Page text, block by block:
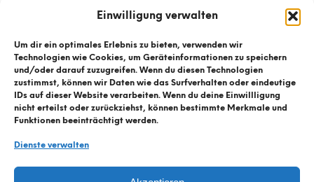
Einwilligung verwalten
Um dir ein optimales Erlebnis zu bieten, verwenden wir
Technologien wie Cookies, um Geräteinformationen zu speichern
und/oder darauf zuzugreifen. Wenn du diesen Technologien
zustimmst, können wir Daten wie das Surfverhalten oder eindeutige
IDs auf dieser Website verarbeiten. Wenn du deine Einwillligung
nicht erteilst oder zurückziehst, können bestimmte Merkmale und
Funktionen beeinträchtigt werden.
Dienste verwalten